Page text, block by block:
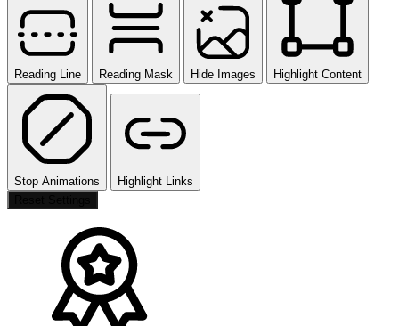
Reading Line Reading Mask Hide Images Highlight Content
Stop Animations
Highlight Links